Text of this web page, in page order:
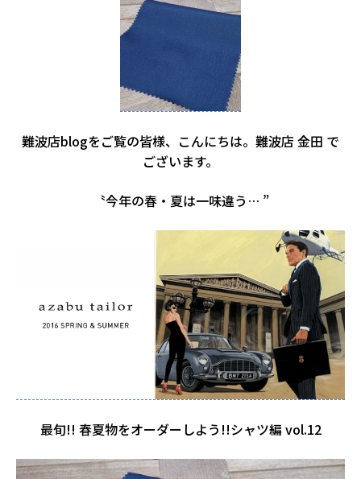
難波店blogをご覧の皆様、こんにちは。難波店 金田 で
ございます。
〝今年の春・夏は一味違う… ”
最旬!! 春夏物をオーダーしよう!!シャツ編 vol.12